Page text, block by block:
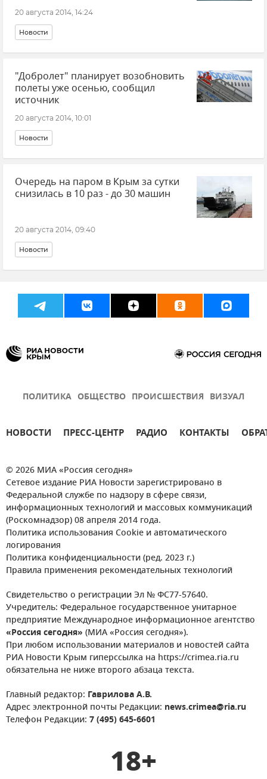
20 августа 2014, 14:24
Новости
"Добролет" планирует возобновить
полеты уже осенью, сообщил
источник
20 августа 2014, 10:01
Новости
Очередь на паром в Крым за сутки
снизилась в 10 раз - до 30 машин
20 августа 2014, 09:40
Новости
ПОЛИТИКА ОБЩЕСТВО ПРОИСШЕСТВИЯ ВИЗУАЛ
НОВОСТИ ПРЕСС-ЦЕНТР РАДИО КОНТАКТЫ
© 2026 МИА «Россия сегодня»
Сетевое издание РИА Новости зарегистрировано в
Федеральной службе по надзору в сфере связи,
информационных технологий и массовых коммуникаций
(Роскомнадзор) 08 апреля 2014 года.
Политика использования Cookie и автоматического
логирования
Политика конфиденциальности (ред. 2023 г.)
Правила применения рекомендательных технологий
Свидетельство о регистрации Эл № ФС77-57640.
Учредитель: Федеральное государственное унитарное
предприятие Международное информационное агентство
«Россия сегодня» (МИА «Россия сегодня»).
При любом использовании материалов и новостей сайта
РИА Новости Крым гиперссылка на https://crimea.ria.ru
обязательна не ниже второго абзаца текста.
Главный редактор: Гаврилова А.В.
Адрес электронной почты Редакции: news.crimea@ria.ru
Телефон Редакции: 7 (495) 645-6601
18+